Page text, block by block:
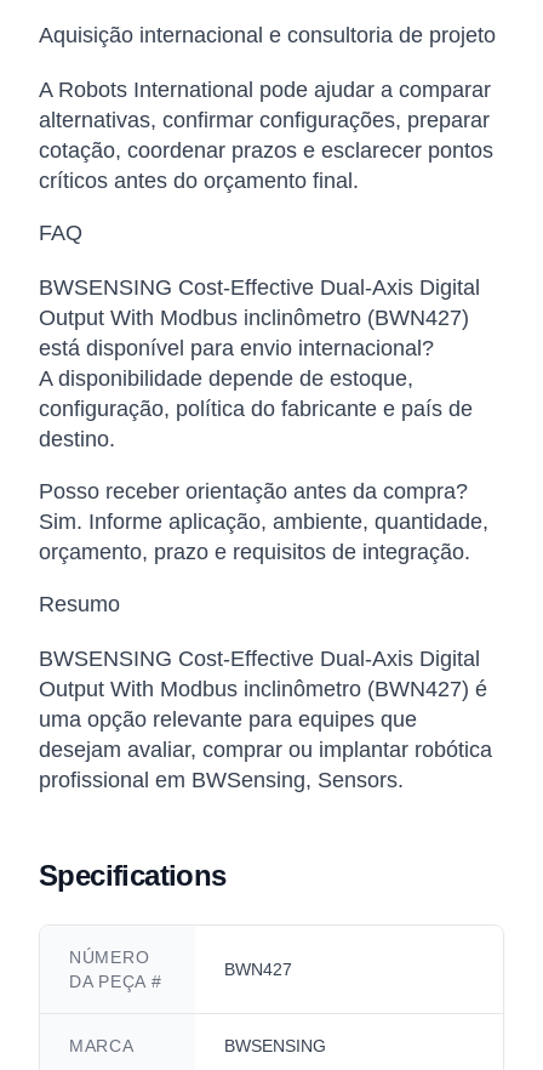
Aquisição internacional e consultoria de projeto
A Robots International pode ajudar a comparar
alternativas, confirmar configurações, preparar
cotação, coordenar prazos e esclarecer pontos
críticos antes do orçamento final.
FAQ
BWSENSING Cost-Effective Dual-Axis Digital
Output With Modbus inclinômetro (BWN427)
está disponível para envio internacional?
A disponibilidade depende de estoque,
configuração, política do fabricante e país de
destino.
Posso receber orientação antes da compra?
Sim. Informe aplicação, ambiente, quantidade,
orçamento, prazo e requisitos de integração.
Resumo
BWSENSING Cost-Effective Dual-Axis Digital
Output With Modbus inclinômetro (BWN427) é
uma opção relevante para equipes que
desejam avaliar, comprar ou implantar robótica
profissional em BWSensing, Sensors.
Specifications
NÚMERO
DA PEÇA #
BWN427
MARCA BWSENSING